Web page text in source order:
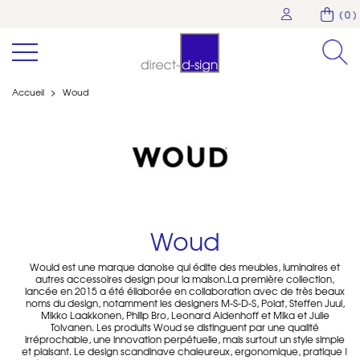
( 0 )
Accueil > Woud
Woud
Would est une marque danoise qui édite des meubles, luminaires et
autres accessoires design pour la maison.La première collection,
lancée en 2015 a été éllaborée en collaboration avec de très beaux
noms du design, notamment les designers M-S-D-S, Poiat, Steffen Juul,
Mikko Laakkonen, Philip Bro, Leonard Aldenhoff et Mika et Julie
Tolvanen. Les produits Woud se distinguent par une qualité
irréprochable, une innovation perpétuelle, mais surtout un style simple
et plaisant. Le design scandinave chaleureux, ergonomique, pratique !